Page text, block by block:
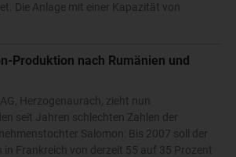
Die Anlage mit einer Kapazität von
Produktion nach Rumänien und
Herzogenaurach, zieht nun
seit Jahren schlechten Zahlen der
Salomon: Bis 2007 soll der
in Frankreich von derzeit 55 auf 35 Prozent